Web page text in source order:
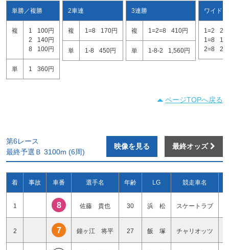
単勝／複勝
複 1
100円
2
140円
8
100円
単 1 360円
2車連
複 1=8 170円
単 1-8 450円
3連勝
複 1=2=8 410円
単 1-8-2 1,560円
ワイド
1=2
1=8
2=8
ページTOPへ戻る
第6レース
最終予選Ｂ 3100m (6周)
映像を見る 最終オッズ
着 事故 車番 選手名 年齢 LG 競走車名
1 8 佐藤 貴也 30 浜 松 スケートラブ
2 7 鐘ヶ江 将平 27 飯 塚 チャリオッツ